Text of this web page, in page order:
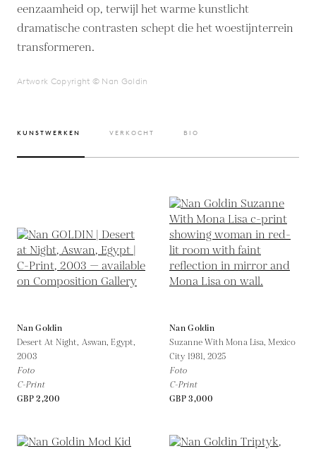
eenzaamheid op, terwijl het warme kunstlicht
dramatische contrasten schept die het woestijnterrein
transformeren.
Artwork Copyright © Nan Goldin
KUNSTWERKEN VERKOCHT BIO
Nan Goldin
Desert At Night, Aswan, Egypt,
2003
Foto
C-Print
GBP 2,200
Nan Goldin
Suzanne With Mona Lisa, Mexico
City 1981,2025
Foto
C-Print
GBP 3,000